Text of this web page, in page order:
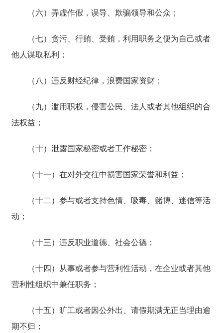
（六）弄虚作假，误导、欺骗领导和公众；
（七）贪污、行贿、受贿，利用职务之便为自己或者
他人谋取私利；
（八）违反财经纪律，浪费国家资财；
（九）滥用职权，侵害公民、法人或者其他组织的合
法权益；
（十）泄露国家秘密或者工作秘密；
（十一）在对外交往中损害国家荣誉和利益；
（十二）参与或者支持色情、吸毒、赌博、迷信等活
动；
（十三）违反职业道德、社会公德；
（十四）从事或者参与营利性活动，在企业或者其他
营利性组织中兼任职务；
（十五）旷工或者因公外出、请假期满无正当理由逾
期不归；